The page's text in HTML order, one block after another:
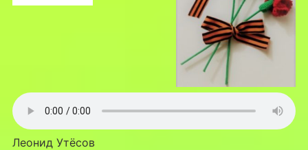
Леонид Утёсов